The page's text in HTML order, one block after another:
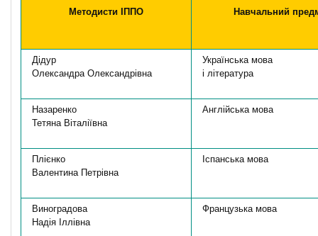
Методисти ІППО Навчальний
Дідур
Олександра Олександрівна
Українська мова
і література
Назаренко
Тетяна Віталіївна
Англійська мова
Плієнко
Валентина Петрівна
Іспанська мова
Виноградова
Надія Іллівна
Французька мова